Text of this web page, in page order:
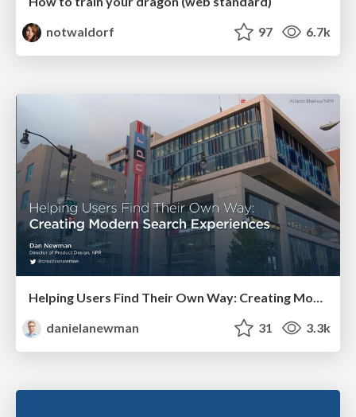
notwaldorf
97 6.7k
Helping Users Find Their Own Way: Creating Modern Search Experiences
danielanewman
31 3.3k